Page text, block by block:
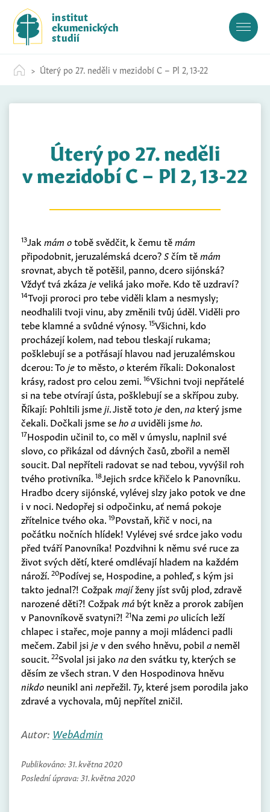
c
institut
ekumenických
studií
Úterý po 27. neděli v mezidobí C – Pl 2, 13-22
Úterý po 27. neděli
v mezidobí C – Pl 2, 13-22
13Jak mám otobě svědčit, k čemu těmám
připodobnit, jeruzalémská dcero?Sčím těmám
srovnat, abych tě potěšil, panno, dcero sijónská?
Vždyť tvá zkáza jeveliká jako moře. Kdo tě uzdraví?
14Tvoji proroci pro tebe viděli klam a nesmysly;
neodhalili tvoji vinu, aby změnili tvůj úděl. Viděli pro
tebe klamné a svůdné výnosy. 15Všichni, kdo
procházejí kolem, nad tebou tleskají rukama;
pošklebují se a potřásají hlavou nad jeruzalémskou
dcerou: Tojeto město,o kterém říkali: Dokonalost
krásy, radost pro celou zemi. 16Všichni tvoji nepřátelé
si na tebe otvírají ústa, pošklebují se a skřípou zuby.
Říkají: Pohltili jsmeji. Jistě totojeden,na který jsme
čekali. Dočkali jsme seho a uviděli jsmeho.
17Hospodin učinil to, co měl v úmyslu, naplnil své
slovo, co přikázal od dávných časů, zbořil a neměl
soucit. Dal nepříteli radovat se nad tebou, vyvýšil roh
tvého protivníka. 18Jejich srdce křičelo k Panovníku.
Hradbo dcery sijónské, vylévej slzy jako potok ve dne
i v noci. Nedopřej si odpočinku, ať nemá pokoje
zřítelnice tvého oka. 19Povstaň, křič v noci, na
počátku nočních hlídek! Vylévej své srdce jako vodu
před tváří Panovníka! Pozdvihni k němu své ruce za
život svých dětí, které omdlévají hladem na každém
nároží. 20Podívej se, Hospodine, a pohleď, s kým jsi
takto jednal?! Cožpak majíženy jíst svůj plod, zdravě
narozené děti?! Cožpak má být kněz a prorok zabíjen
v Panovníkově svatyni?! 21Na zemi po ulicích leží
chlapec i stařec, moje panny a moji mládenci padli
mečem. Zabil jsi jev den svého hněvu, pobil a neměl
soucit. 22Svolal jsi jakonaden svátku ty, kterých se
děsím ze všech stran. V den Hospodinova hněvu
nikdo neunikl ani nepřežil. Ty, které jsem porodila jako
zdravé a vychovala, můj nepřítel zničil.
Autor: WebAdmin
Publikováno: 31. května 2020
Poslední úprava: 31. května 2020